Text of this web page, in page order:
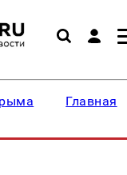
Главная